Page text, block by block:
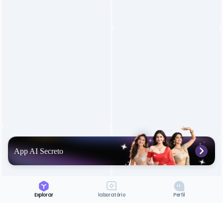
App AI Secreto
Explorar laboratório Perfil